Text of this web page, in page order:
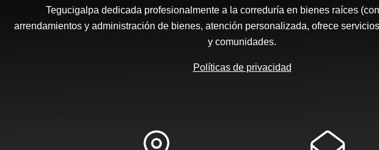
Tegucigalpa dedicada profesionalmente a la correduría en bienes raíces
arrendamientos y administración de bienes, atención personalizada, ofrece
y comunidades.
Políticas de privacidad